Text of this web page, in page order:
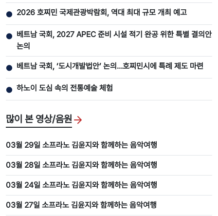
● 2026 호찌민 국제관광박람회, 역대 최대 규모 개최 예고
● 베트남 국회, 2027 APEC 준비 시설 적기 완공 위한 특별 결의안
논의
● 베트남 국회, ‘도시개발법안’ 논의…호찌민시에 특례 제도 마련
● 하노이 도심 속의 전통예술 체험
많이 본 영상/음원
03월 29일 소프라노 김윤지와 함께하는 음악여행
03월 28일 소프라노 김윤지와 함께하는 음악여행
03월 24일 소프라노 김윤지와 함께하는 음악여행
03월 27일 소프라노 김윤지와 함께하는 음악여행